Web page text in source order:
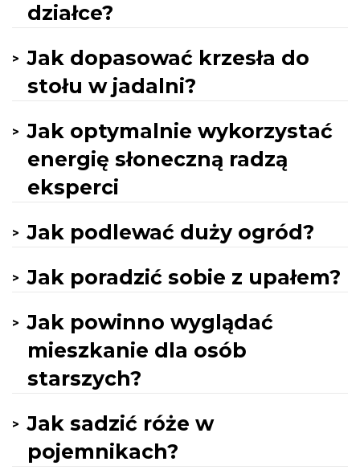
działce?
Jak dopasować krzesła do
stołu w jadalni?
Jak optymalnie wykorzystać
energię słoneczną radzą
eksperci
Jak podlewać duży ogród?
Jak poradzić sobie z upałem?
Jak powinno wyglądać
mieszkanie dla osób
starszych?
Jak sadzić róże w
pojemnikach?